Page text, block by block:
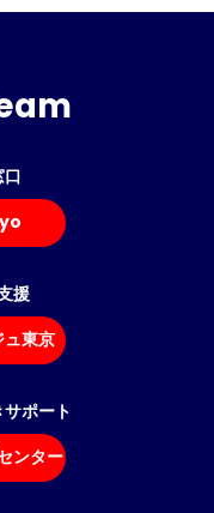
援
ュ東京
ポート
ンター